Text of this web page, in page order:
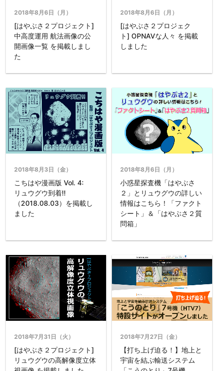
2018年8月6日（月）
[はやぶさ２プロジェクト]
中高度運用 航法画像の公
開画像一覧 を掲載しまし
た
2018年8月6日（月）
[はやぶさ２プロジェク
ト] OPNAVな人々 を掲載
しました
2018年8月3日（金）
こちはや漫画版 Vol. 4:
リュウグウ到着!!
（2018.08.03）を掲載し
ました
2018年8月6日（月）
小惑星探査機「はやぶさ
２」とリュウグウの詳しい
情報はこちら！「ファクト
シート」＆「はやぶさ２質
問箱」
2018年7月31日（火）
[はやぶさ２プロジェクト]
リュウグウの高解像度立体
2018年7月27日（金）
【打ち上げ迫る！】地上と
宇宙を結ぶ輸送システム